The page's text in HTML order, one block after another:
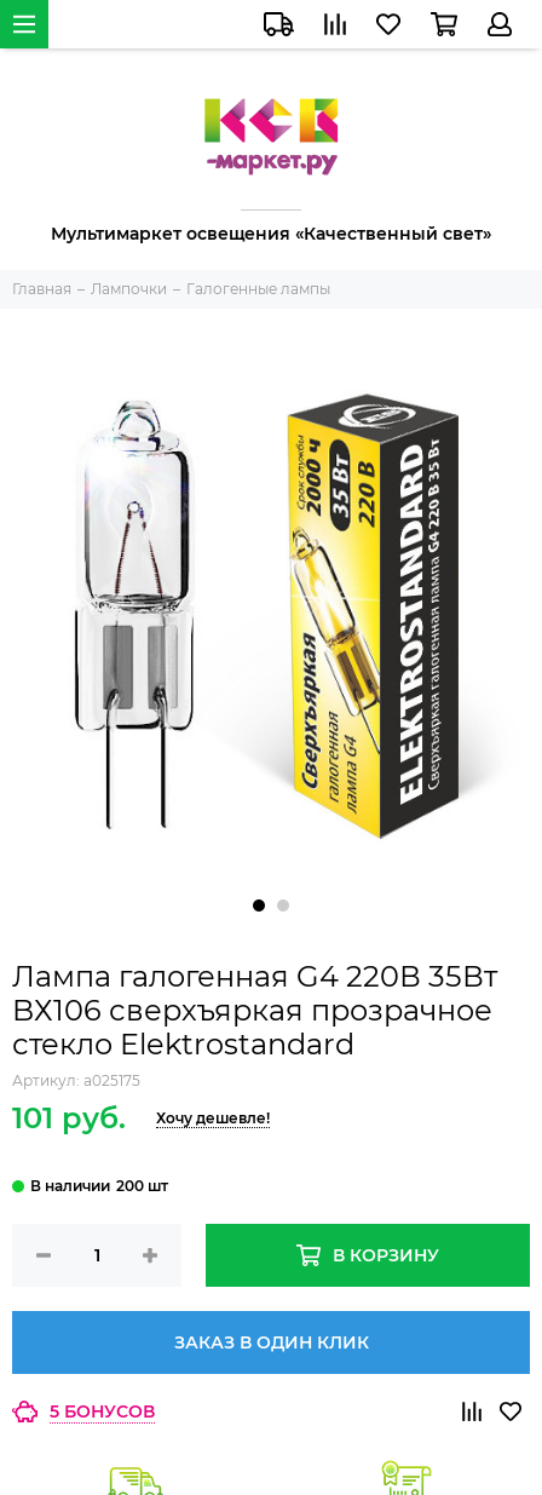
Мультимаркет освещения «Качественный свет»
Главная Лампочки Галогенные лампы
Лампа галогенная G4 220В 35Вт
BХ106 сверхъяркая прозрачное
стекло Elektrostandard
Артикул: a025175
101 руб. Хочу дешевле!
200 шт
В КОРЗИНУ
ЗАКАЗ В ОДИН КЛИК
5 БОНУСОВ